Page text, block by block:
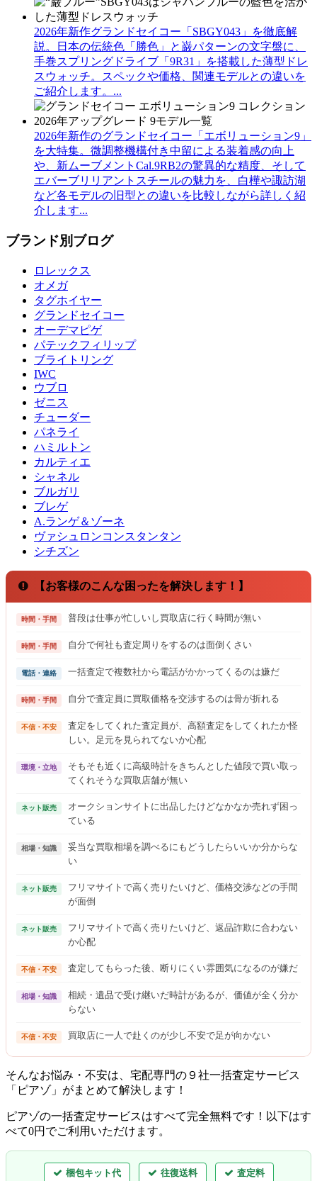
2026年新作グランドセイコー「SBGY043」を徹底解
説。日本の伝統色「勝色」と巌パターンの文字盤に、
手巻スプリングドライブ「9R31」を搭載した薄型ドレ
スウォッチ。スペックや価格、関連モデルとの違いを
ご紹介します。...
2026年新作のグランドセイコー「エボリューション9」
を大特集。微調整機構付き中留による装着感の向上
や、新ムーブメントCal.9RB2の驚異的な精度、そして
エバーブリリアントスチールの魅力を、白樺や諏訪湖
など各モデルの旧型との違いを比較しながら詳しく紹
介します...
ブランド別ブログ
ロレックス
オメガ
タグホイヤー
グランドセイコー
オーデマピゲ
パテックフィリップ
ブライトリング
IWC
ウブロ
ゼニス
チューダー
パネライ
ハミルトン
カルティエ
シャネル
ブルガリ
ブレゲ
A.ランゲ＆ゾーネ
ヴァシュロンコンスタンタン
シチズン
【お客様のこんな困ったを解決します！】
時間・手間 普段は仕事が忙しいし買取店に行く時間が無い
時間・手間 自分で何社も査定周りをするのは面倒くさい
電話・連絡 一括査定で複数社から電話がかかってくるのは嫌だ
時間・手間 自分で査定員に買取価格を交渉するのは骨が折れる
不信・不安
査定をしてくれた査定員が、高額査定をしてくれたか怪
しい。足元を見られてないか心配
環境・立地
そもそも近くに高級時計をきちんとした値段で買い取っ
てくれそうな買取店舗が無い
ネット販売
オークションサイトに出品したけどなかなか売れず困っ
ている
相場・知識
妥当な買取相場を調べるにもどうしたらいいか分からな
い
ネット販売
フリマサイトで高く売りたいけど、価格交渉などの手間
が面倒
ネット販売
フリマサイトで高く売りたいけど、返品詐欺に合わない
か心配
不信・不安 査定してもらった後、断りにくい雰囲気になるのが嫌だ
相場・知識
相続・遺品で受け継いだ時計があるが、価値が全く分か
らない
不信・不安 買取店に一人で赴くのが少し不安で足が向かない
そんなお悩み・不安は、宅配専門の９社一括査定サービス
「ピアゾ」がまとめて解決します！
ピアゾの一括査定サービスはすべて完全無料です！以下はす
べて0円でご利用いただけます。
梱包キット代 往復送料 査定料